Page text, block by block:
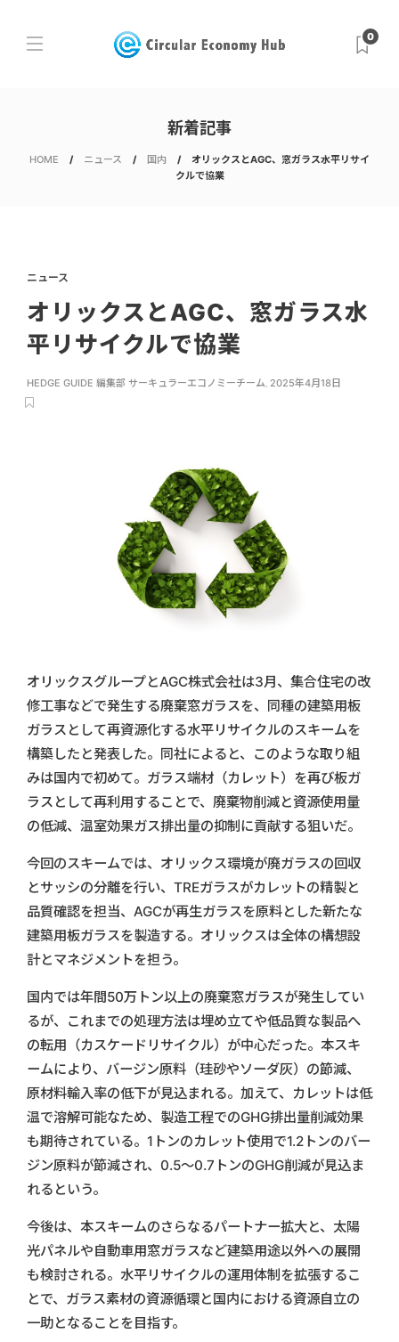
0
新着記事
HOME ニュース 国内
オリックスとAGC、窓ガラス水平リサイ
クルで協業
ニュース
オリックスとAGC、窓ガラス水
平リサイクルで協業
HEDGE GUIDE 編集部 サーキュラーエコノミーチーム, 2025年4月18日
オリックスグループとAGC株式会社は3月、集合住宅の改
修工事などで発生する廃棄窓ガラスを、同種の建築用板
ガラスとして再資源化する水平リサイクルのスキームを
構築したと発表した。同社によると、このような取り組
みは国内で初めて。ガラス端材（カレット）を再び板ガ
ラスとして再利用することで、廃棄物削減と資源使用量
の低減、温室効果ガス排出量の抑制に貢献する狙いだ。
今回のスキームでは、オリックス環境が廃ガラスの回収
とサッシの分離を行い、TREガラスがカレットの精製と
品質確認を担当、AGCが再生ガラスを原料とした新たな
建築用板ガラスを製造する。オリックスは全体の構想設
計とマネジメントを担う。
国内では年間50万トン以上の廃棄窓ガラスが発生してい
るが、これまでの処理方法は埋め立てや低品質な製品へ
の転用（カスケードリサイクル）が中心だった。本スキ
ームにより、バージン原料（珪砂やソーダ灰）の節減、
原材料輸入率の低下が見込まれる。加えて、カレットは低
温で溶解可能なため、製造工程でのGHG排出量削減効果
も期待されている。1トンのカレット使用で1.2トンのバー
ジン原料が節減され、0.5～0.7トンのGHG削減が見込ま
れるという。
今後は、本スキームのさらなるパートナー拡大と、太陽
光パネルや自動車用窓ガラスなど建築用途以外への展開
も検討される。水平リサイクルの運用体制を拡張するこ
とで、ガラス素材の資源循環と国内における資源自立の
一助となることを目指す。